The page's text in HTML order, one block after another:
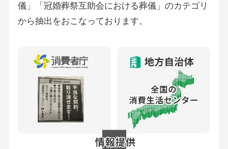
儀」「冠婚葬祭互助会における葬儀」のカテゴリ
から抽出をおこなっております。